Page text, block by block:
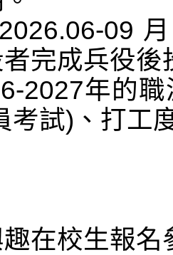
09
完成兵役後
2027年的
考試)、打工
在校生報名